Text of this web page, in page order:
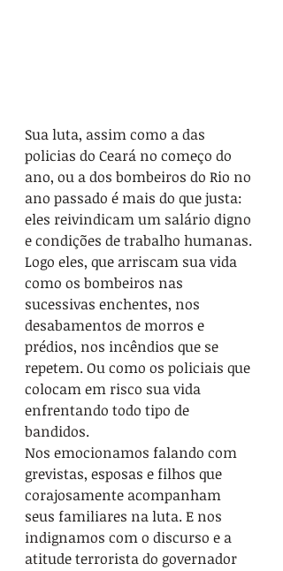
Sua luta, assim como a das
policias do Ceará no começo do
ano, ou a dos bombeiros do Rio no
ano passado é mais do que justa:
eles reivindicam um salário digno
e condições de trabalho humanas.
Logo eles, que arriscam sua vida
como os bombeiros nas
sucessivas enchentes, nos
desabamentos de morros e
prédios, nos incêndios que se
repetem. Ou como os policiais que
colocam em risco sua vida
enfrentando todo tipo de
bandidos.
Nos emocionamos falando com
grevistas, esposas e filhos que
corajosamente acompanham
seus familiares na luta. E nos
indignamos com o discurso e a
atitude terrorista do governador